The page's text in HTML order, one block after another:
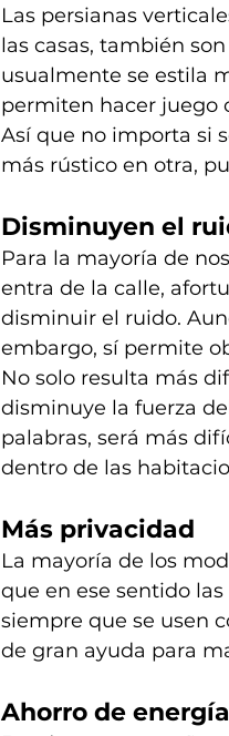
Las persianas
las casas, también
usualmente se estila
permiten hacer juego
Así que no importa si
más rústico en otra,
Disminuyen el
Para la mayoría de
entra de la calle,
disminuir el ruido.
embargo, sí permite
No solo resulta más
disminuye la fuerza
palabras, será más
dentro de las
Más privacidad
La mayoría de los
que en ese sentido
siempre que se usen
de gran ayuda para
Ahorro de energía